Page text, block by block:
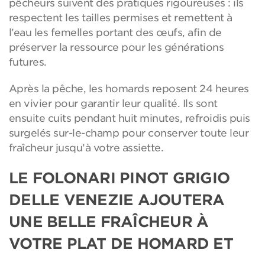
pêcheurs suivent des pratiques rigoureuses : ils
respectent les tailles permises et remettent à
l’eau les femelles portant des œufs, afin de
préserver la ressource pour les générations
futures.
Après la pêche, les homards reposent 24 heures
en vivier pour garantir leur qualité. Ils sont
ensuite cuits pendant huit minutes, refroidis puis
surgelés sur-le-champ pour conserver toute leur
fraîcheur jusqu’à votre assiette.
LE FOLONARI PINOT GRIGIO
DELLE VENEZIE AJOUTERA
UNE BELLE FRAÎCHEUR À
VOTRE PLAT DE HOMARD ET